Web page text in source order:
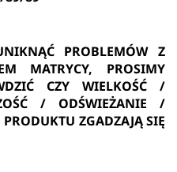
PROBLEMÓW Z
MATRYCY, PROSIMY
CZY WIELKOŚĆ /
/ ODŚWIEŻANIE /
ZGADZAJĄ SIĘ